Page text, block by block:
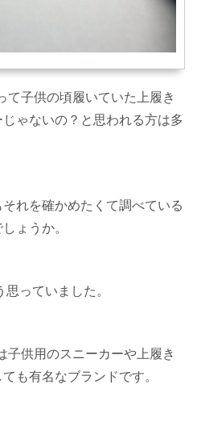
子供の頃履いていた上履き
ゃないの？と思われる方は多
れを確かめたくて調べている
ょうか。
っていました。
供用のスニーカーや上履き
も有名なブランドです。